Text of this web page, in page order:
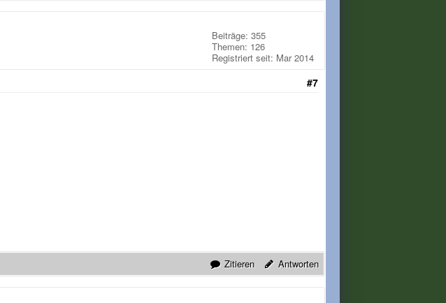
Beiträge: 355
Themen: 126
Registriert seit: Mar 2014
#7
Zitieren Antworten